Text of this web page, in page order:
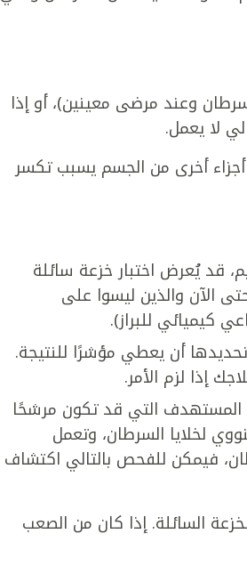
وعند مرضى معينين)، أو إذا
لا يعمل.
أجزاء أخرى من الجسم يسبب تكسر
قد يُعرض اختبار خزعة سائلة
الآن والذين ليسوا على
أن يعطي مؤشرًا للنتيجة.
إذا لزم الأمر.
المستهدف التي قد تكون مرشحًا
لخلايا السرطان، وتعمل
فيمكن للفحص بالتالي اكتشاف
السائلة. إذا كان من الصعب